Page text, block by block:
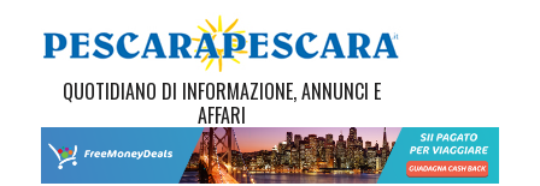
QUOTIDIANO DI INFORMAZIONE, ANNUNCI E
AFFARI